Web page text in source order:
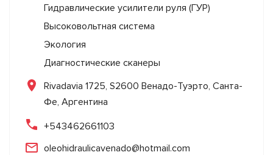
Гидравлические усилители руля (ГУР)
Высоковольтная система
Экология
Диагностические сканеры
Rivadavia 1725, S2600 Венадо-Туэрто, Санта-
Фе, Аргентина
+543462661103
oleohidraulicavenado@hotmail.com